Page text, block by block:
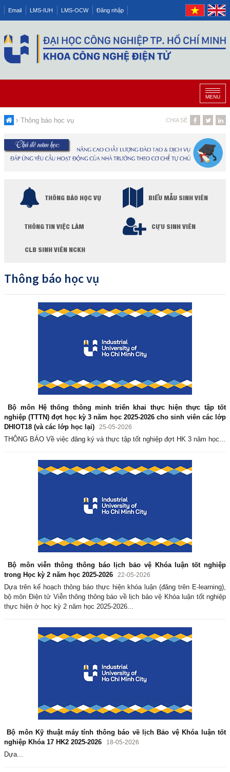
Email LMS-IUH LMS-OCW Đăng nhập
MENU
Thông báo học vụ CHIA SẺ
THÔNG BÁO HỌC VỤ BIỂU MẪU SINH VIÊN
THÔNG TIN VIỆC LÀM CỰU SINH VIÊN
CLB SINH VIÊN NCKH
Thông báo học vụ
Bộ môn Hệ thống thông minh triển khai thực hiện thực tập tốt
nghiệp (TTTN) đợt học kỳ 3 năm học 2025-2026 cho sinh viên các lớp
DHIOT18 (và các lớp học lại)
25-05-2026
THÔNG BÁO Về việc đăng ký và thực tập tốt nghiệp đợt HK 3 năm học...
Bộ môn viễn thông thông báo lịch bảo vệ Khóa luận tốt nghiệp
trong Học kỳ 2 năm học 2025-2026
22-05-2026
Dựa trên kế hoạch thông báo thực hiện khóa luận (đăng trên E-learning),
bộ môn Điện tử Viễn thông thông báo về lịch bảo vệ Khóa luận tốt nghiệp
thực hiện ở học kỳ 2 năm học 2025-2026...
Bộ môn Kỹ thuật máy tính thông báo về lịch Bảo vệ Khóa luận tốt
nghiệp Khóa 17 HK2 2025-2026
18-05-2026
Dựa...